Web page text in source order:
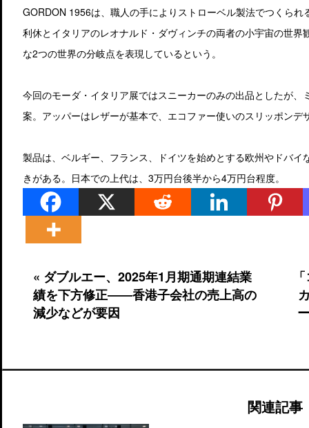
GORDON 1956は、職人の手によりストローベル製法でつくら
利休とイタリアのレオナルド・ダヴィンチの両者の小宇宙の世
な2つの世界の分岐点を表現しているという。
今回のモーダ・イタリア展ではスニーカーのみの出品としたが
案。アッパーはレザーが基本で、エコファー使いのスリッポン
製品は、ベルギー、フランス、ドイツを始めとする欧州やドバ
きがある。日本での上代は、3万円台後半から4万円台程度。
« ダブルエー、2025年1月期通期連結業
績を下方修正――香港子会社の売上高の
減少などが要因
関連記事